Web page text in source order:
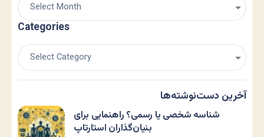
Categories
آخرین دست‌نوشته‌ها
شناسه شخصی یا رسمی؟ راهنمایی برای
بنیان‌گذاران استارتاپ